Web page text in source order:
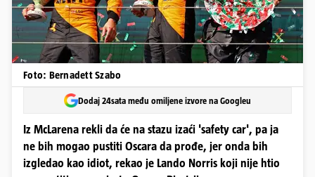
Foto: Bernadett Szabo
Dodaj 24sata među omiljene izvore na Googleu
Iz McLarena rekli da će na stazu izaći 'safety car', pa ja
ne bih mogao pustiti Oscara da prođe, jer onda bih
izgledao kao idiot, rekao je Lando Norris koji nije htio